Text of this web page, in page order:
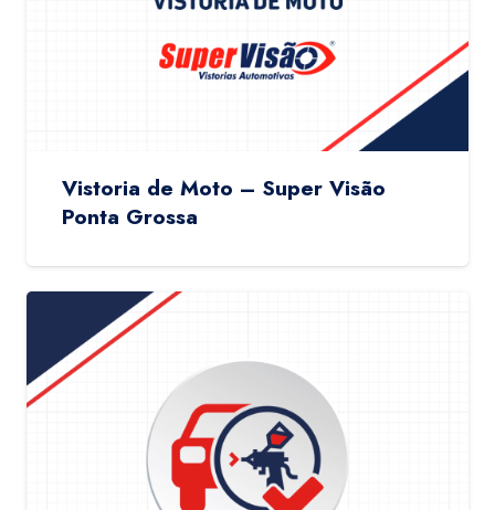
Vistoria de Moto – Super Visão
Ponta Grossa